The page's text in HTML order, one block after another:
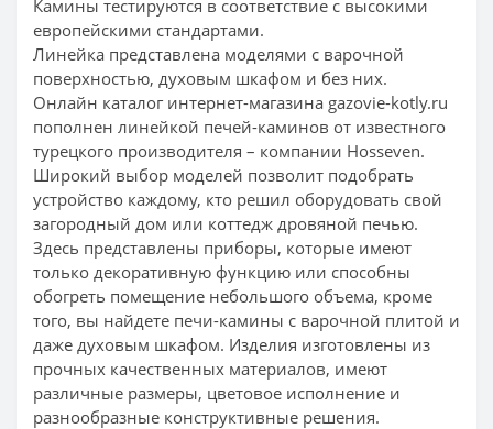
Камины тестируются в соответствие с высокими
европейскими стандартами.
Линейка представлена моделями с варочной
поверхностью, духовым шкафом и без них.
Онлайн каталог интернет-магазина gazovie-kotly.ru
пополнен линейкой печей-каминов от известного
турецкого производителя – компании Hosseven.
Широкий выбор моделей позволит подобрать
устройство каждому, кто решил оборудовать свой
загородный дом или коттедж дровяной печью.
Здесь представлены приборы, которые имеют
только декоративную функцию или способны
обогреть помещение небольшого объема, кроме
того, вы найдете печи-камины с варочной плитой и
даже духовым шкафом. Изделия изготовлены из
прочных качественных материалов, имеют
различные размеры, цветовое исполнение и
разнообразные конструктивные решения.